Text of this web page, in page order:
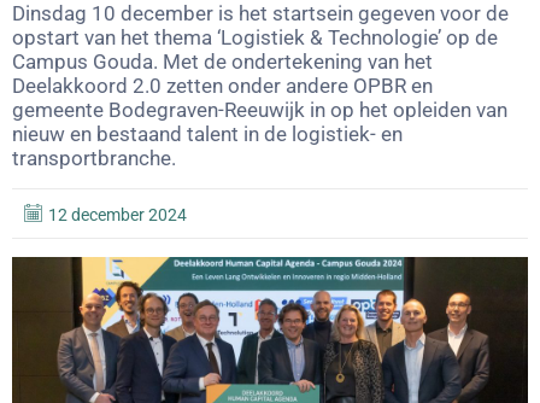
Dinsdag 10 december is het startsein gegeven voor de
opstart van het thema ‘Logistiek & Technologie’ op de
Campus Gouda. Met de ondertekening van het
Deelakkoord 2.0 zetten onder andere OPBR en
gemeente Bodegraven-Reeuwijk in op het opleiden van
nieuw en bestaand talent in de logistiek- en
transportbranche.
12 december 2024